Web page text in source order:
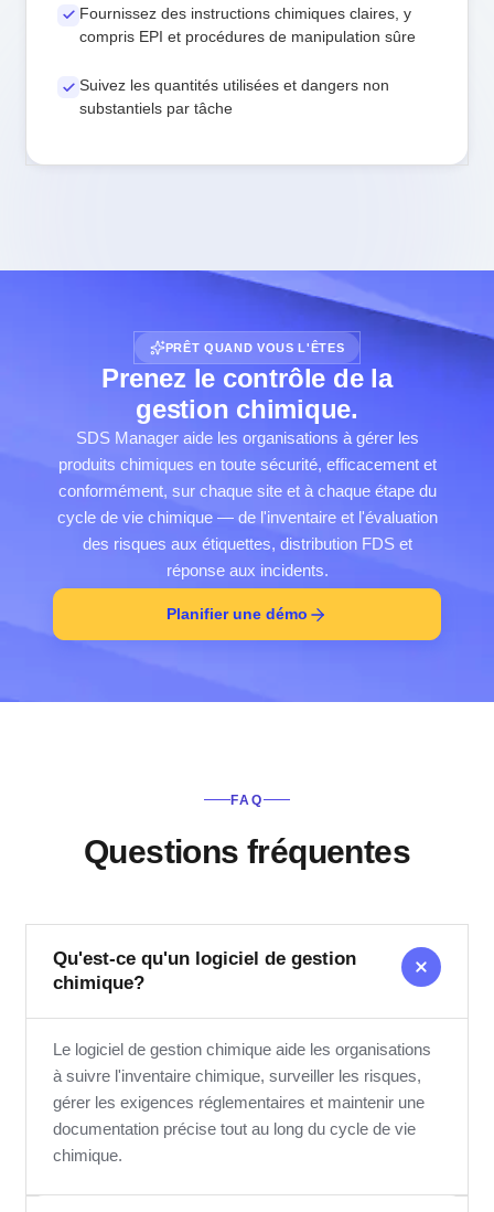
Fournissez des instructions chimiques claires, y
compris EPI et procédures de manipulation sûre
Suivez les quantités utilisées et dangers non
substantiels par tâche
PRÊT QUAND VOUS L'ÊTES
Prenez le contrôle de la
gestion chimique.
SDS Manager aide les organisations à gérer les
produits chimiques en toute sécurité, efficacement et
conformément, sur chaque site et à chaque étape du
cycle de vie chimique — de l'inventaire et l'évaluation
des risques aux étiquettes, distribution FDS et
réponse aux incidents.
Planifier une démo
FAQ
Questions fréquentes
Qu'est-ce qu'un logiciel de gestion
chimique?
Le logiciel de gestion chimique aide les organisations
à suivre l'inventaire chimique, surveiller les risques,
gérer les exigences réglementaires et maintenir une
documentation précise tout au long du cycle de vie
chimique.